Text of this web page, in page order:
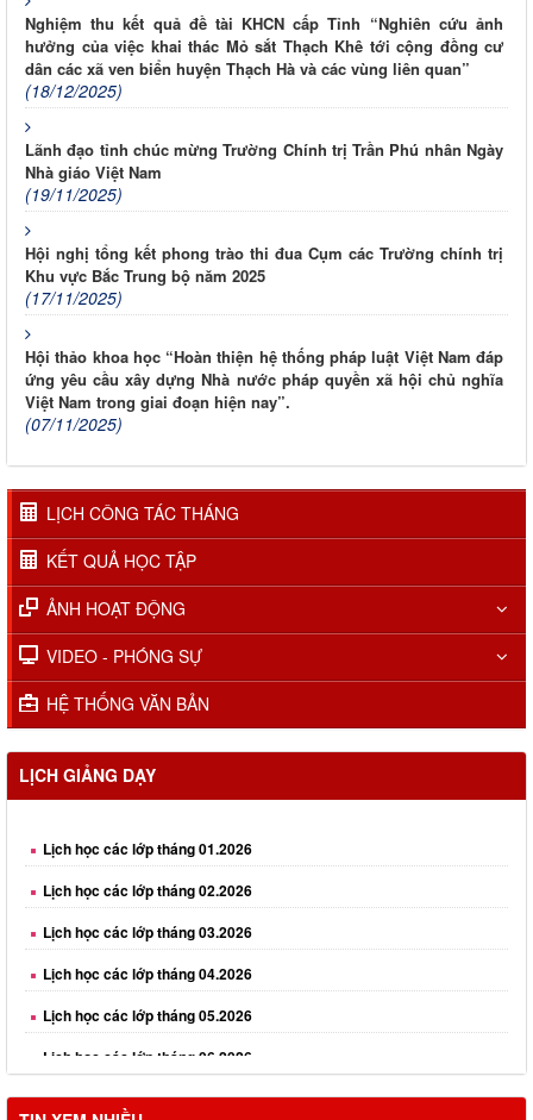
Nghiệm thu kết quả đề tài KHCN cấp Tỉnh “Nghiên cứu ảnh
hưởng của việc khai thác Mỏ sắt Thạch Khê tới cộng đồng cư
dân các xã ven biển huyện Thạch Hà và các vùng liên quan”
(18/12/2025)
Lãnh đạo tỉnh chúc mừng Trường Chính trị Trần Phú nhân Ngày
Nhà giáo Việt Nam
(19/11/2025)
Hội nghị tổng kết phong trào thi đua Cụm các Trường chính trị
Khu vực Bắc Trung bộ năm 2025
(17/11/2025)
Hội thảo khoa học “Hoàn thiện hệ thống pháp luật Việt Nam đáp
ứng yêu cầu xây dựng Nhà nước pháp quyền xã hội chủ nghĩa
Việt Nam trong giai đoạn hiện nay”.
(07/11/2025)
LỊCH CÔNG TÁC THÁNG
KẾT QUẢ HỌC TẬP
ẢNH HOẠT ĐỘNG
VIDEO - PHÓNG SỰ
HỆ THỐNG VĂN BẢN
LỊCH GIẢNG DẠY
Lịch học các lớp tháng 02.2026
Lịch học các lớp tháng 03.2026
Lịch học các lớp tháng 04.2026
Lịch học các lớp tháng 05.2026
Lịch học các lớp tháng 06.2026
Lịch học các lớp tháng 08.2026